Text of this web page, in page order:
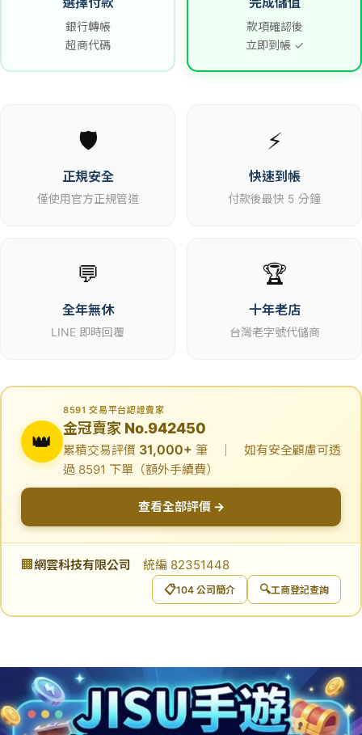
銀行轉帳
超商代碼
款項確認後
立即到帳 ✓
🛡️
正規安全
僅使用官方正規管道
⚡
快速到帳
付款後最快 5 分鐘
💬
全年無休
LINE 即時回覆
🏆
十年老店
台灣老字號代儲商
👑
8591 交易平台認證賣家
金冠賣家 No.942450
累積交易評價 31,000+ 筆 ｜ 如有安全顧慮可透
過 8591 下單（額外手續費）
查看全部評價 →
🏢 網雲科技有限公司 統編 82351448
📋104 公司簡介 🔍工商登記查詢